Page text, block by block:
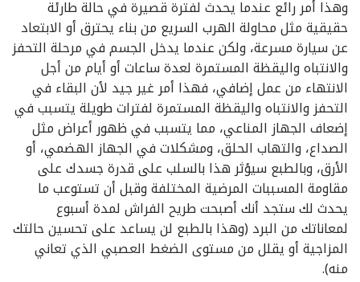
وهذا أمر رائع عندما يحدث لفترة قصيرة في حالة طارئة
حقيقية مثل محاولة الهرب السريع من بناء يحترق أو الابتعاد
عن سيارة مسرعة، ولكن عندما يدخل الجسم في مرحلة التحفز
والانتباه واليقظة المستمرة لعدة ساعات أو أيام من أجل
الانتهاء من عمل إضافي، فهذا أمر غير جيد لأن البقاء في
التحفز والانتباه واليقظة المستمرة لفترات طويلة يتسبب في
إضعاف الجهاز المناعي، مما يتسبب في ظهور أعراض مثل
الصداع، والتهاب الحلق، ومشكلات في الجهاز الهضمي، أو
الأرق، وبالطبع سيؤثر هذا بالسلب على قدرة جسدك على
مقاومة المسببات المرضية المختلفة وقبل أن تستوعب ما
يحدث لك ستجد أنك أصبحت طريح الفراش لمدة أسبوع
لمعاناتك من البرد (وهذا بالطبع لن يساعد على تحسين حالتك
المزاجية أو يقلل من مستوى الضغط العصبي الذي تعاني
منه).